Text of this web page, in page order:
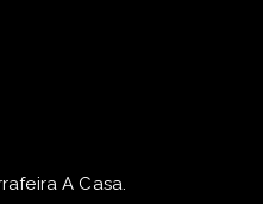
A Casa.